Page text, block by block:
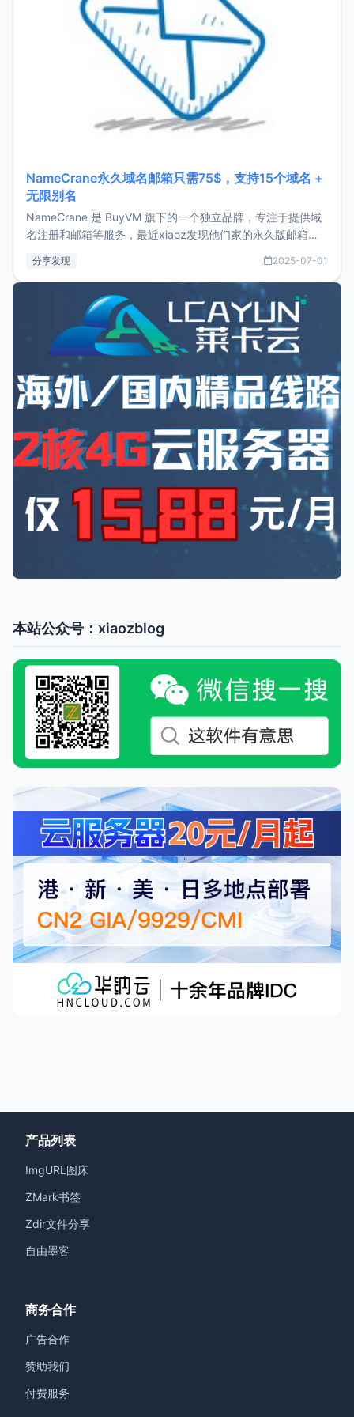
NameCrane永久域名邮箱只需75$，支持15个域名 +
无限别名
NameCrane 是 BuyVM 旗下的一个独立品牌，专注于提供域
名注册和邮箱等服务，最近xiaoz发现他们家的永久版邮箱服
又实惠的域名邮箱，不妨尝试一下 NameCrane。注册
NameCraneNameCrane不支持直接注册，必须要购买
分享发现 2025-07-01
本站公众号：xiaozblog
产品列表
ImgURL图床
ZMark书签
Zdir文件分享
自由墨客
商务合作
广告合作
赞助我们
付费服务